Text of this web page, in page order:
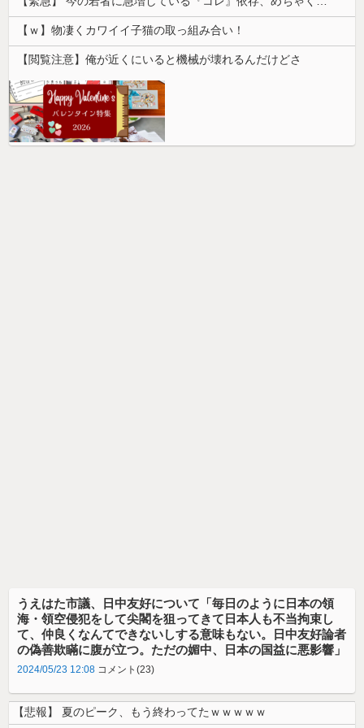
【ｗ】物凄くカワイイ子猫の取っ組み合い！
【閲覧注意】俺が近くにいると機械が壊れるんだけどさ
うえはた市議、日中友好について「毎日のように日本の領
海・領空侵犯をして尖閣を狙ってきて日本人も不当拘束し
て、仲良くなんてできないしする意味もない。日中友好論者
の偽善欺瞞に腹が立つ。ただの媚中、日本の国益に悪影響」
2024/05/23 12:08 コメント(23)
【悲報】 夏のピーク、もう終わってたｗｗｗｗｗ